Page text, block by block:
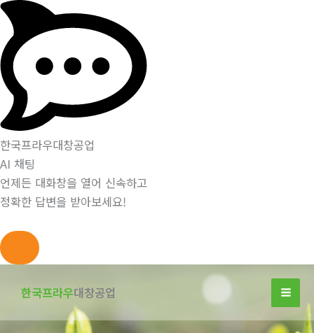
한국프라우대창공업
AI 채팅
언제든 대화창을 열어 신속하고
정확한 답변을 받아보세요!
한국프라우대창공업